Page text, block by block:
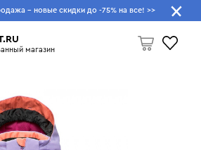
- новые скидки до -75% на все! >>
магазин